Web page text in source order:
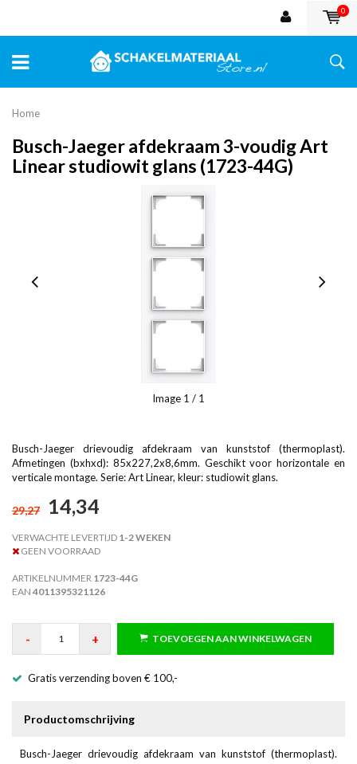
0
Home
Busch-Jaeger afdekraam 3-voudig Art
Linear studiowit glans (1723-44G)
Image 1 / 1
Busch-Jaeger drievoudig afdekraam van kunststof (thermoplast).
Afmetingen (bxhxd): 85x227,2x8,6mm. Geschikt voor horizontale en
verticale montage. Serie: Art Linear, kleur: studiowit glans.
29,27 14,34
VERWACHTE LEVERTIJD 1-2 WEKEN
GEEN VOORRAAD
ARTIKELNUMMER 1723-44G
EAN 4011395321126
- + TOEVOEGEN AAN WINKELWAGEN
Gratis verzending boven € 100,-
Productomschrijving
Busch-Jaeger drievoudig afdekraam van kunststof (thermoplast).